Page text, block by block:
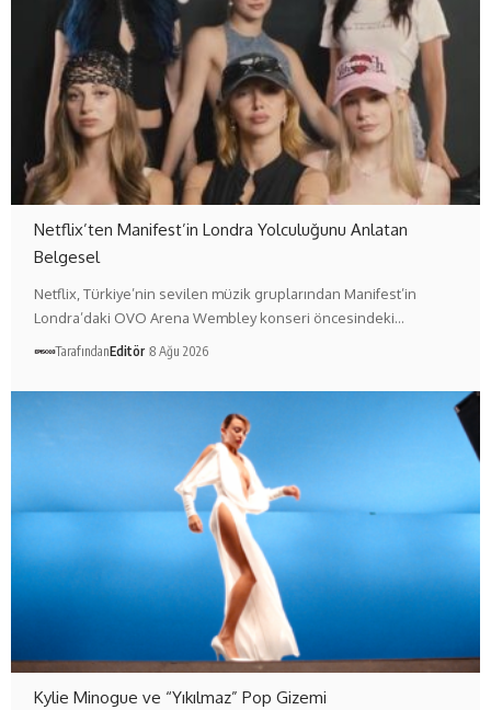
Netflix’ten Manifest’in Londra Yolculuğunu Anlatan
Belgesel
Netflix, Türkiye’nin sevilen müzik gruplarından Manifest’in
Londra’daki OVO Arena Wembley konseri öncesindeki…
TarafındanEditör 8 Ağu 2026
Kylie Minogue ve “Yıkılmaz” Pop Gizemi